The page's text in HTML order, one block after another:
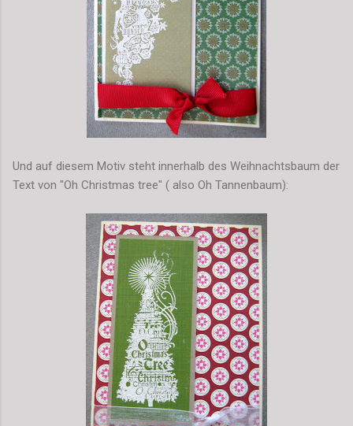
Und auf diesem Motiv steht innerhalb des Weihnachtsbaum der
Text von "Oh Christmas tree" ( also Oh Tannenbaum):